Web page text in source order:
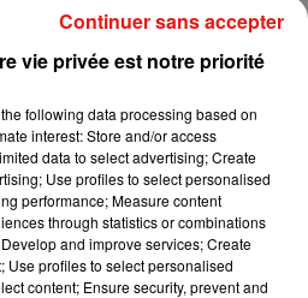
d’un camion et de
Lieb s’essaye à la vie de chatelain
nouveau clip
vie privée est notre priorité
following data processing based on
interest: Store and/or access
data to select advertising; Create
Use profiles to select personalised
performance; Measure content
through statistics or combinations
and improve services; Create
Use profiles to select personalised
content; Ensure security, prevent and
Continuer sans accepter